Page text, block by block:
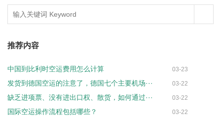
推荐内容
中国到比利时空运费用怎么计算 03-23
发货到德国空运的注意了，德国七个主要机场··· 03-22
缺乏进项票、没有进出口权、散货，如何通过··· 03-22
国际空运操作流程包括哪些？ 03-22